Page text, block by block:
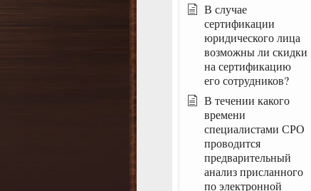
В случае
сертификации
юридического лица
возможны ли скидки
на сертификацию
его сотрудников?
В течении какого
времени
специалистами СРО
проводится
предварительный
анализ присланного
по электронной